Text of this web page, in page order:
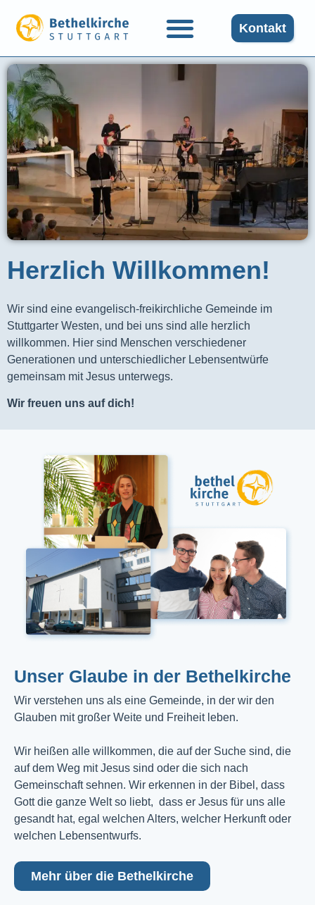
Kontakt
Herzlich Willkommen!
Wir sind eine evangelisch-freikirchliche Gemeinde im
Stuttgarter Westen, und bei uns sind alle herzlich
willkommen. Hier sind Menschen verschiedener
Generationen und unterschiedlicher Lebensentwürfe
gemeinsam mit Jesus unterwegs.
Wir freuen uns auf dich!
Unser Glaube in der Bethelkirche
Wir verstehen uns als eine Gemeinde, in der wir den
Glauben mit großer Weite und Freiheit leben.
Wir heißen alle willkommen, die auf der Suche sind, die
auf dem Weg mit Jesus sind oder die sich nach
Gemeinschaft sehnen. Wir erkennen in der Bibel, dass
Gott die ganze Welt so liebt, dass er Jesus für uns alle
gesandt hat, egal welchen Alters, welcher Herkunft oder
welchen Lebensentwurfs.
Mehr über die Bethelkirche